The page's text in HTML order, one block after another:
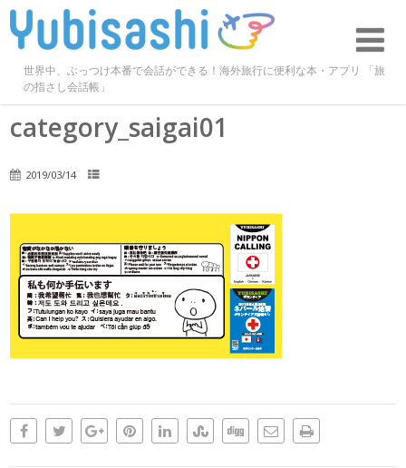
世界中、ぶっつけ本番で会話ができる！海外旅行に便利な本・アプリ 「旅
の指さし会話帳」
category_saigai01
2019/03/14